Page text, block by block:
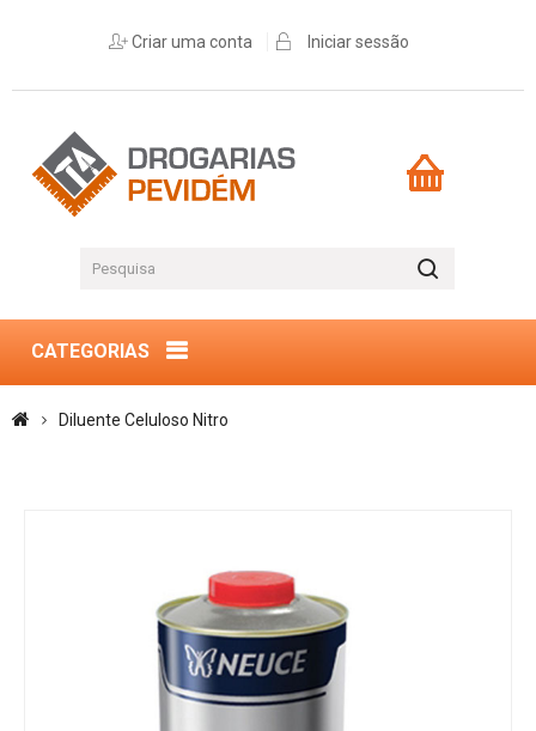
Criar uma conta Iniciar sessão
CATEGORIAS
Diluente Celuloso Nitro